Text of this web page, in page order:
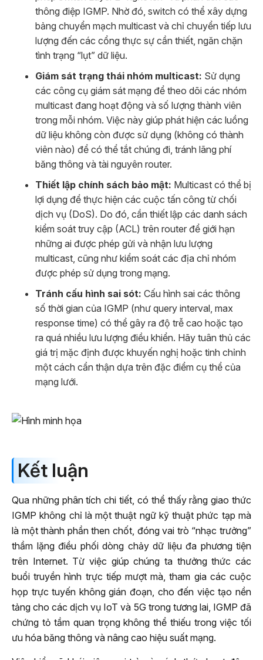
thông điệp IGMP. Nhờ đó, switch có thể xây dựng
bảng chuyển mạch multicast và chỉ chuyển tiếp lưu
lượng đến các cổng thực sự cần thiết, ngăn chặn
tình trạng “lụt” dữ liệu.
Giám sát trạng thái nhóm multicast: Sử dụng
các công cụ giám sát mạng để theo dõi các nhóm
multicast đang hoạt động và số lượng thành viên
trong mỗi nhóm. Việc này giúp phát hiện các luồng
dữ liệu không còn được sử dụng (không có thành
viên nào) để có thể tắt chúng đi, tránh lãng phí
băng thông và tài nguyên router.
Thiết lập chính sách bảo mật: Multicast có thể bị
lợi dụng để thực hiện các cuộc tấn công từ chối
dịch vụ (DoS). Do đó, cần thiết lập các danh sách
kiểm soát truy cập (ACL) trên router để giới hạn
những ai được phép gửi và nhận lưu lượng
multicast, cũng như kiểm soát các địa chỉ nhóm
được phép sử dụng trong mạng.
Tránh cấu hình sai sót: Cấu hình sai các thông
số thời gian của IGMP (như query interval, max
response time) có thể gây ra độ trễ cao hoặc tạo
ra quá nhiều lưu lượng điều khiển. Hãy tuân thủ các
giá trị mặc định được khuyến nghị hoặc tinh chỉnh
một cách cẩn thận dựa trên đặc điểm cụ thể của
mạng lưới.
Kết luận
Qua những phân tích chi tiết, có thể thấy rằng giao thức
IGMP không chỉ là một thuật ngữ kỹ thuật phức tạp mà
là một thành phần then chốt, đóng vai trò “nhạc trưởng”
thầm lặng điều phối dòng chảy dữ liệu đa phương tiện
trên Internet. Từ việc giúp chúng ta thưởng thức các
buổi truyền hình trực tiếp mượt mà, tham gia các cuộc
họp trực tuyến không gián đoạn, cho đến việc tạo nền
tảng cho các dịch vụ IoT và 5G trong tương lai, IGMP đã
chứng tỏ tầm quan trọng không thể thiếu trong việc tối
ưu hóa băng thông và nâng cao hiệu suất mạng.